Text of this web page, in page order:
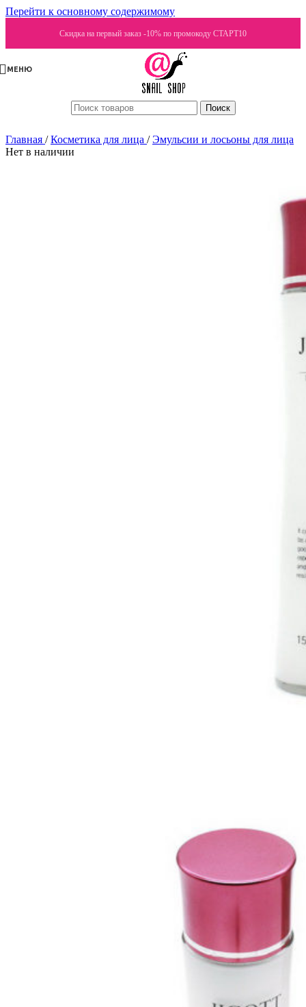
Перейти к основному содержимому
Скидка на первый заказ -10% по промокоду СТАРТ10
МЕНЮ
Поиск
Главная / Косметика для лица / Эмульсии и лосьоны для лица
Нет в наличии